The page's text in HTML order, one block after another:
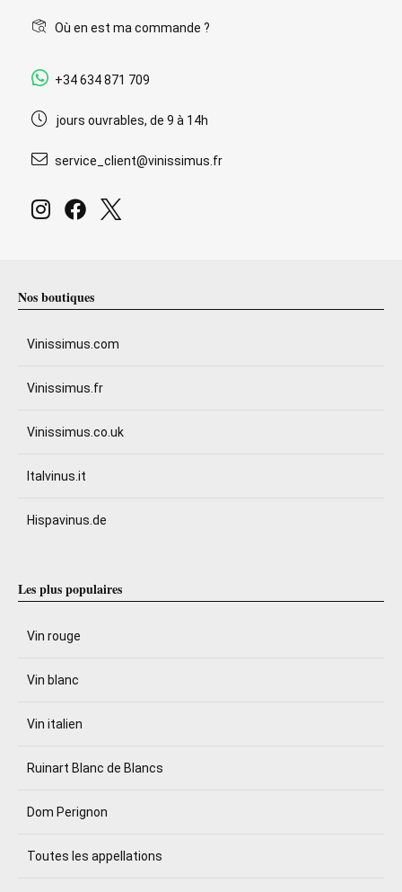
Où en est ma commande ?
+34 634 871 709
jours ouvrables, de 9 à 14h
service_client@vinissimus.fr
Nos boutiques
Vinissimus.com
Vinissimus.fr
Vinissimus.co.uk
Italvinus.it
Hispavinus.de
Les plus populaires
Vin rouge
Vin blanc
Vin italien
Ruinart Blanc de Blancs
Dom Perignon
Toutes les appellations